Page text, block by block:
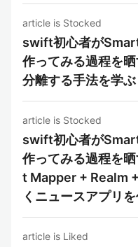
article is Stocked
swift初心者が
作ってみる過程を
分離する手法を学ぶ
article is Stocked
swift初心者が
作ってみる過程を
t Mapper + Realm
くニュースアプリ
article is Liked